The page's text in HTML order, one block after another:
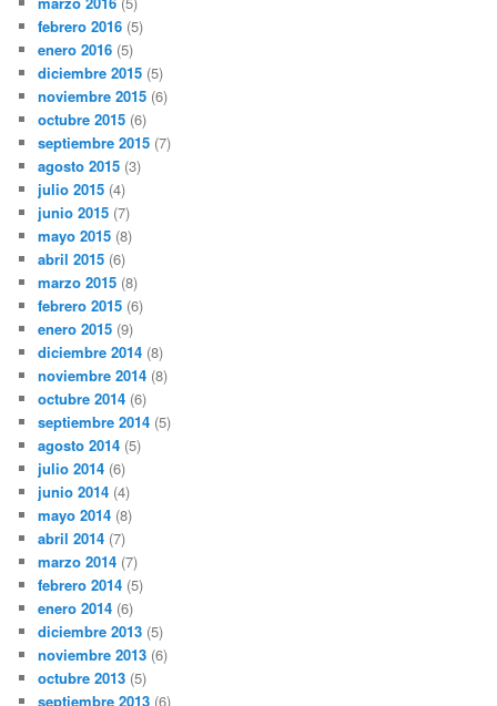
febrero 2016 (5)
enero 2016 (5)
diciembre 2015 (5)
noviembre 2015 (6)
octubre 2015 (6)
septiembre 2015 (7)
agosto 2015 (3)
julio 2015 (4)
junio 2015 (7)
mayo 2015 (8)
abril 2015 (6)
marzo 2015 (8)
febrero 2015 (6)
enero 2015 (9)
diciembre 2014 (8)
noviembre 2014 (8)
octubre 2014 (6)
septiembre 2014 (5)
agosto 2014 (5)
julio 2014 (6)
junio 2014 (4)
mayo 2014 (8)
abril 2014 (7)
marzo 2014 (7)
febrero 2014 (5)
enero 2014 (6)
diciembre 2013 (5)
noviembre 2013 (6)
octubre 2013 (5)
septiembre 2013 (6)